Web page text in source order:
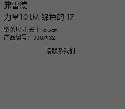
弗雷德
力量10 LM 绿色的 17
链条尺寸:关于16.5cm
产品编号： J307932
请联系我们